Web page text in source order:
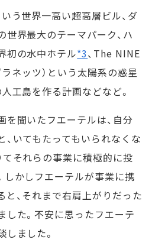
う世界一高い超高層ビル、ダ
世界最大のテーマパーク、ハ
初の水中ホテル*3、The NINE
ラネッツ）という太陽系の惑星
工島を作る計画などなど。
聞いたフエーテルは、自分
いてもたってもいられなくな
てそれらの事業に積極的に投
しかしフエーテルが事業に携
、それまで右肩上がりだった
した。不安に思ったフエーテ
ました。